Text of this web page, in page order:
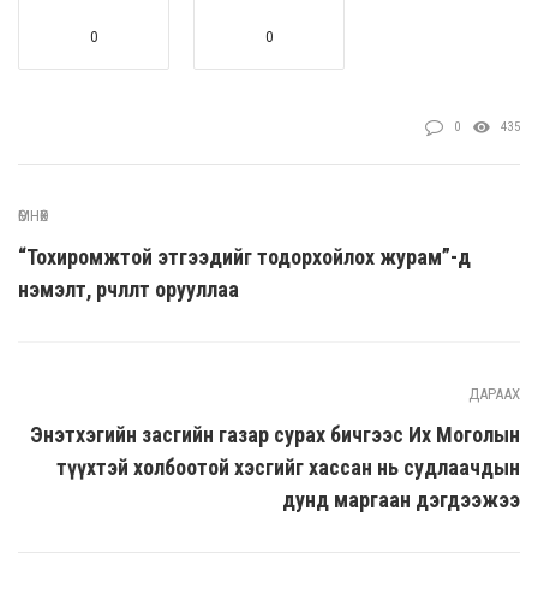
0 0
0 435
ӨМНӨХ
“Тохиромжтой этгээдийг тодорхойлох журам”-д
нэмэлт, өөрчлөлт орууллаа
ДАРААХ
Энэтхэгийн засгийн газар сурах бичгээс Их Моголын
түүхтэй холбоотой хэсгийг хассан нь судлаачдын
дунд маргаан дэгдээжээ